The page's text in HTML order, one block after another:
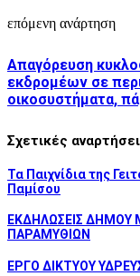
επόμενη ανάρτηση
Απαγόρευση
εκδρομέων σε
οικοσυστήματα,
Σχετικές
Τα Παιχνίδια της
Παμίσου
ΕΚΔΗΛΩΣΕΙΣ ΔΗΜΟΥ
ΠΑΡΑΜΥΘΙΩΝ
ΕΡΓΟ ΔΙΚΤΥΟΥ